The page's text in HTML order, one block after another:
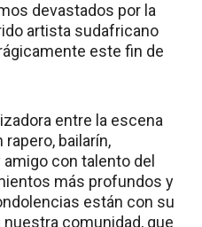
devastados por la
artista sudafricano
este fin de
entre la escena
rapero, bailarín,
con talento del
más profundos y
están con su
comunidad, que